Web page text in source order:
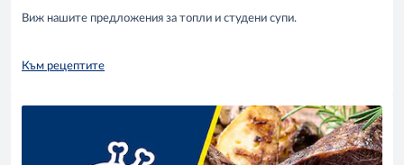
Виж нашите предложения за топли и студени супи.
Към рецептите